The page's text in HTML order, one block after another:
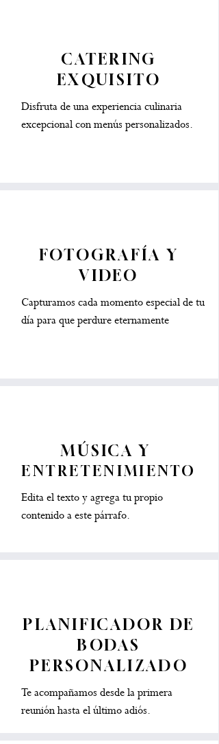
CATERING
EXQUISITO
Disfruta de una experiencia culinaria
excepcional con menús personalizados.
FOTOGRAFÍA Y
VIDEO
Capturamos cada momento especial de tu
día para que perdure eternamente
MÚSICA Y
ENTRETENIMIENTO
Edita el texto y agrega tu propio
contenido a este párrafo.
PLANIFICADOR DE
BODAS
PERSONALIZADO
Te acompañamos desde la primera
reunión hasta el último adiós.